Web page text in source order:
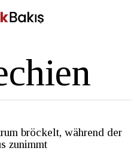
bröckelt, während der
zunimmt